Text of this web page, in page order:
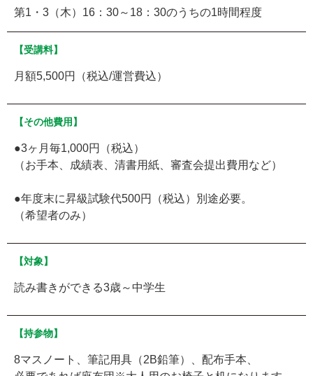
第1・3（木）16：30～18：30のうちの1時間程度
【受講料】
月額5,500円（税込/運営費込）
【その他費用】
●3ヶ月毎1,000円（税込）
（お手本、成績表、清書用紙、審査会提出費用など）
●年度末に昇級試験代500円（税込）別途必要。
（希望者のみ）
【対象】
読み書きができる3歳～中学生
【持参物】
8マスノート、筆記用具（2B鉛筆）、配布手本、